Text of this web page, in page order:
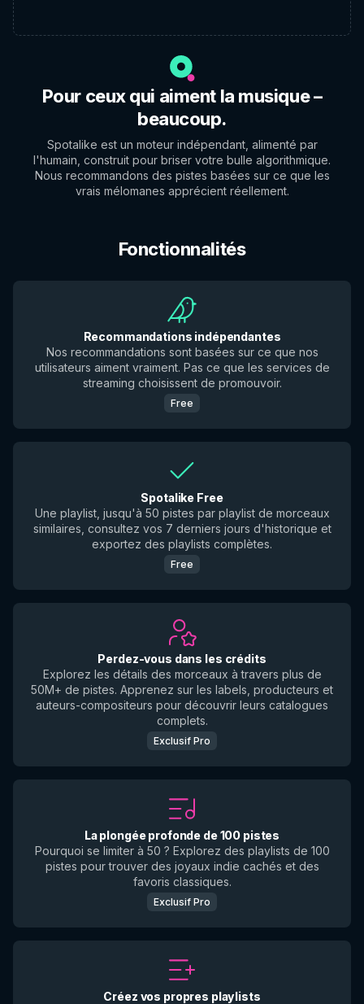
Pour ceux qui aiment la musique –
beaucoup.
Spotalike est un moteur indépendant, alimenté par
l'humain, construit pour briser votre bulle algorithmique.
Nous recommandons des pistes basées sur ce que les
vrais mélomanes apprécient réellement.
Fonctionnalités
Recommandations indépendantes
Nos recommandations sont basées sur ce que nos
utilisateurs aiment vraiment. Pas ce que les services de
streaming choisissent de promouvoir.
Free
Spotalike Free
Une playlist, jusqu'à 50 pistes par playlist de morceaux
similaires, consultez vos 7 derniers jours d'historique et
exportez des playlists complètes.
Free
Perdez-vous dans les crédits
Explorez les détails des morceaux à travers plus de
50M+ de pistes. Apprenez sur les labels, producteurs et
auteurs-compositeurs pour découvrir leurs catalogues
complets.
Exclusif Pro
La plongée profonde de 100 pistes
Pourquoi se limiter à 50 ? Explorez des playlists de 100
pistes pour trouver des joyaux indie cachés et des
favoris classiques.
Exclusif Pro
Créez vos propres playlists